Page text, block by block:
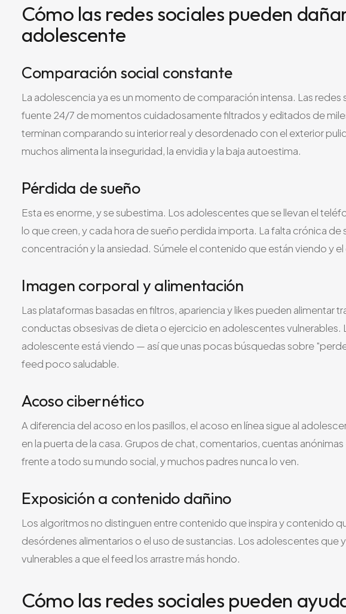
Cómo las redes sociales pueden
adolescente
Comparación social constante
La adolescencia ya es un momento de comparación intensa. Las
fuente 24/7 de momentos cuidadosamente filtrados y editados de
terminan comparando su interior real y desordenado con el exterior
muchos alimenta la inseguridad, la envidia y la baja autoestima.
Pérdida de sueño
Esta es enorme, y se subestima. Los adolescentes que se llevan el
lo que creen, y cada hora de sueño perdida importa. La falta crónica de
concentración y la ansiedad. Súmele el contenido que están viendo y
Imagen corporal y alimentación
Las plataformas basadas en filtros, apariencia y likes pueden alimentar
conductas obsesivas de dieta o ejercicio en adolescentes vulnerables.
adolescente está viendo — así que unas pocas búsquedas sobre
feed poco saludable.
Acoso cibernético
A diferencia del acoso en los pasillos, el acoso en línea sigue al
en la puerta de la casa. Grupos de chat, comentarios, cuentas
frente a todo su mundo social, y muchos padres nunca lo ven.
Exposición a contenido dañino
Los algoritmos no distinguen entre contenido que inspira y contenido
desórdenes alimentarios o el uso de sustancias. Los adolescentes que
vulnerables a que el feed los arrastre más hondo.
Cómo las redes sociales pueden